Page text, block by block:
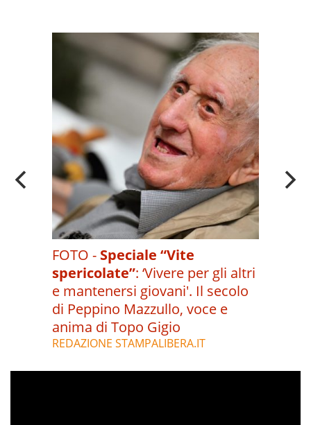
FOTO - Speciale “Vite
spericolate”: ‘Vivere per gli altri
e mantenersi giovani'. Il secolo
di Peppino Mazzullo, voce e
anima di Topo Gigio
REDAZIONE STAMPALIBERA.IT